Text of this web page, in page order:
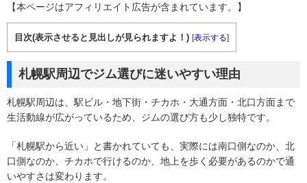
【本ページはアフィリエイト広告が含まれています。】
目次(表示させると見出しが見られますよ！) [表示する]
札幌駅周辺でジム選びに迷いやすい理由
札幌駅周辺は、駅ビル・地下街・チカホ・大通方面・北口方面まで
生活動線が広がっているため、ジムの選び方も少し独特です。
「札幌駅から近い」と書かれていても、実際には南口側なのか、北
口側なのか、チカホで行けるのか、地上を歩く必要があるのかで通
いやすさは変わります。